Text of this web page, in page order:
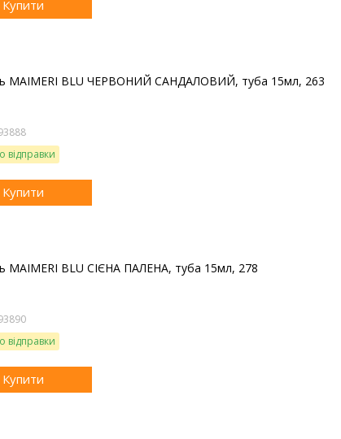
Купити
MAIMERI BLU ЧЕРВОНИЙ САНДАЛОВИЙ, туба 15мл, 263
відправки
Купити
MAIMERI BLU СІЄНА ПАЛЕНА, туба 15мл, 278
відправки
Купити